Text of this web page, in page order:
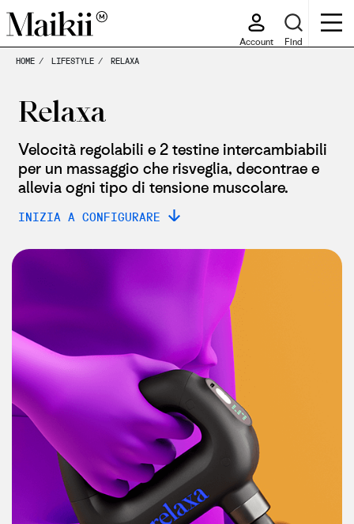
Account Find
HOME LIFESTYLE RELAXA
Relaxa
Velocità regolabili e 2 testine intercambiabili
per un massaggio che risveglia, decontrae e
allevia ogni tipo di tensione muscolare.​
INIZIA A CONFIGURARE